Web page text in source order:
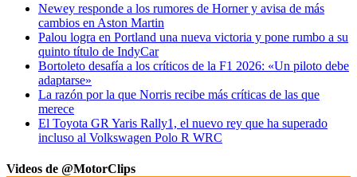
Newey responde a los rumores de Horner y avisa de más
cambios en Aston Martin
Palou logra en Portland una nueva victoria y pone rumbo a su
quinto título de IndyCar
Bortoleto desafía a los críticos de la F1 2026: «Un piloto debe
adaptarse»
La razón por la que Norris recibe más críticas de las que
merece
El Toyota GR Yaris Rally1, el nuevo rey que ha superado
incluso al Volkswagen Polo R WRC
Videos de @MotorClips